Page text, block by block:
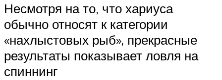
Несмотря на то, что хариуса
обычно относят к категории
«нахлыстовых рыб», прекрасные
результаты показывает ловля на
спиннинг